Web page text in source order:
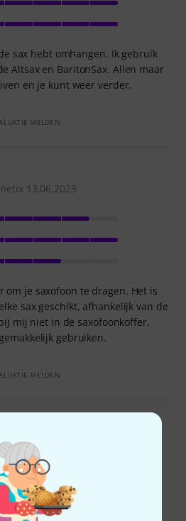
sax hebt omhangen. Ik gebruik
Altsax en BaritonSax. Allen maar
en je kunt weer verder.
MELDEN
13.06.2023
om je saxofoon te dragen. Het is
sax geschikt, afhankelijk van de
mij niet in de saxofoonkoffer,
gebruiken.
MELDEN
03.05.2024